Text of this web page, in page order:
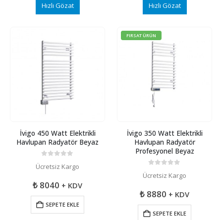
Hızlı Gözat Hızlı Gözat
İvigo 450 Watt Elektrikli
Havlupan Radyatör Beyaz
Ücretsiz Kargo
₺ 8040 + KDV
SEPETE EKLE
FIRSAT ÜRÜN
İvigo 350 Watt Elektrikli
Havlupan Radyatör
Profesyonel Beyaz
Ücretsiz Kargo
₺ 8880 + KDV
SEPETE EKLE